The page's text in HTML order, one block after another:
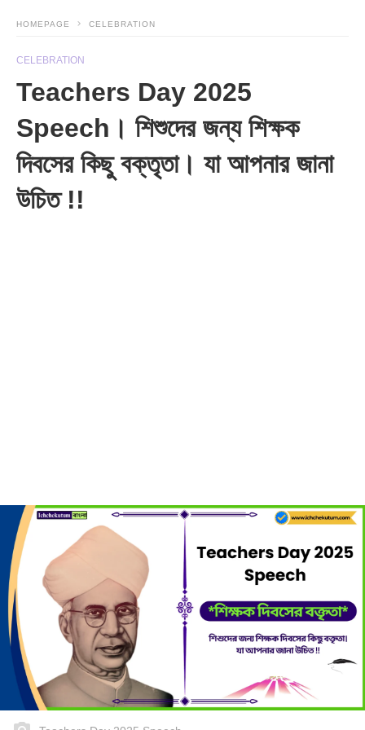
HOMEPAGE CELEBRATION
CELEBRATION
Teachers Day 2025
Speech। শিশুদের জন্য শিক্ষক
দিবসের কিছু বক্তৃতা। যা আপনার জানা
উচিত !!